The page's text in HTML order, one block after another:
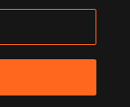
el permiso del Valencia